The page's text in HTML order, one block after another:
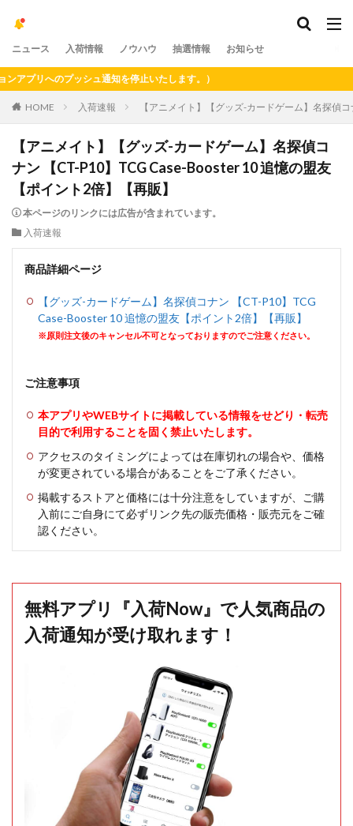
ニュース 入荷情報 ノウハウ 抽選情報 お知らせ
リへのプッシュ通知を停止いたします。）
HOME 入荷速報 【アニメイト】【グッズ-カードゲーム】名探偵
【アニメイト】【グッズ-カードゲーム】名探偵コ
ナン 【CT-P10】TCG Case-Booster 10 追憶の盟友
【ポイント2倍】【再販】
本ページのリンクには広告が含まれています。
入荷速報
商品詳細ページ
【グッズ-カードゲーム】名探偵コナン 【CT-P10】TCG
Case-Booster 10 追憶の盟友【ポイント2倍】【再販】
※原則注文後のキャンセル不可となっておりますのでご注意ください。
ご注意事項
本アプリやWEBサイトに掲載している情報をせどり・転売
目的で利用することを固く禁止いたします。
アクセスのタイミングによっては在庫切れの場合や、価格
が変更されている場合があることをご了承ください。
掲載するストアと価格には十分注意をしていますが、ご購
入前にご自身にて必ずリンク先の販売価格・販売元をご確
認ください。
無料アプリ『入荷Now』で人気商品の
入荷通知が受け取れます！